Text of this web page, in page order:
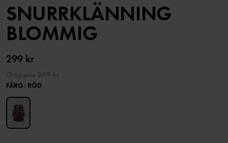
SNURRKLÄNNING
BLOMMIG
299 kr
FÄRG: RÖD